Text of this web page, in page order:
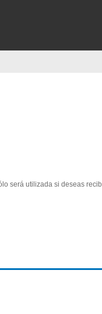
será utilizada si deseas